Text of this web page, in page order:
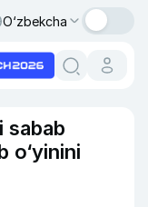
O‘zbekcha
sabab
o‘yinini